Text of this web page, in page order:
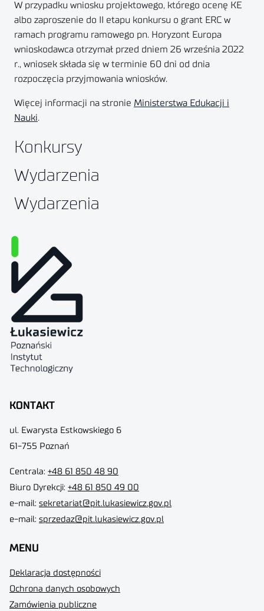
W przypadku wniosku projektowego, którego ocenę KE
albo zaproszenie do II etapu konkursu o grant ERC w
ramach programu ramowego pn. Horyzont Europa
wnioskodawca otrzymał przed dniem 26 września 2022
r., wniosek składa się w terminie 60 dni od dnia
rozpoczęcia przyjmowania wniosków.
Więcej informacji na stronie Ministerstwa Edukacji i
Nauki.
Konkursy
Wydarzenia
Wydarzenia
KONTAKT
ul. Ewarysta Estkowskiego 6
61-755 Poznań
Centrala: +48 61 850 48 90
Biuro Dyrekcji: +48 61 850 49 00
e-mail: sekretariat@pit.lukasiewicz.gov.pl
e-mail: sprzedaz@pit.lukasiewicz.gov.pl
MENU
Deklaracja dostępności
Ochrona danych osobowych
Zamówienia publiczne